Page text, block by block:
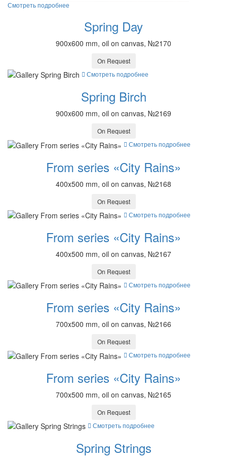
Смотреть подробнее
Spring Day
900x600 mm, oil on canvas, №2170
On Request
Смотреть подробнее
Spring Birch
900x600 mm, oil on canvas, №2169
On Request
Смотреть подробнее
From series «City Rains»
400x500 mm, oil on canvas, №2168
On Request
Смотреть подробнее
From series «City Rains»
400x500 mm, oil on canvas, №2167
On Request
Смотреть подробнее
From series «City Rains»
700x500 mm, oil on canvas, №2166
On Request
Смотреть подробнее
From series «City Rains»
700x500 mm, oil on canvas, №2165
On Request
Смотреть подробнее
Spring Strings